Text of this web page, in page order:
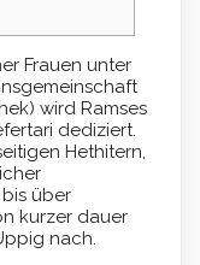
Frauen unter
wird Ramses
dediziert.
Hethitern,
über
kurzer dauer
nach.